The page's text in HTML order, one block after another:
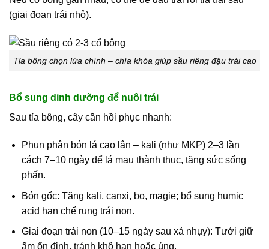
(giai đoạn trái nhỏ).
Tỉa bông chọn lứa chính – chìa khóa giúp sầu riêng đậu trái cao
Bổ sung dinh dưỡng để nuôi trái
Sau tỉa bông, cây cần hồi phục nhanh:
Phun phân bón lá cao lân – kali (như MKP) 2–3 lần
cách 7–10 ngày để lá mau thành thục, tăng sức sống
phấn.
Bón gốc: Tăng kali, canxi, bo, magie; bổ sung humic
acid hạn chế rụng trái non.
Giai đoạn trái non (10–15 ngày sau xả nhụy): Tưới giữ
ẩm ổn định, tránh khô hạn hoặc úng.